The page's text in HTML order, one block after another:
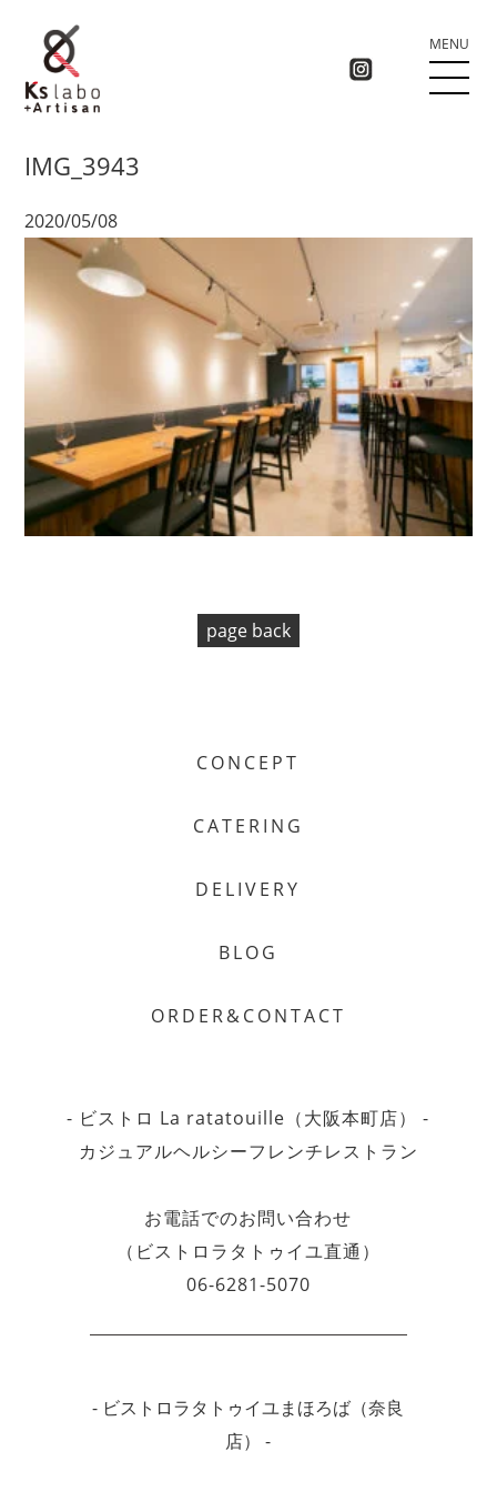
MENU
IMG_3943
2020/05/08
page back
CONCEPT
CATERING
DELIVERY
BLOG
ORDER&CONTACT
- ビストロ La ratatouille（大阪本町店） -
カジュアルヘルシーフレンチレストラン
お電話でのお問い合わせ
（ビストロラタトゥイユ直通）
06-6281-5070
- ビストロラタトゥイユまほろば（奈良
店） -